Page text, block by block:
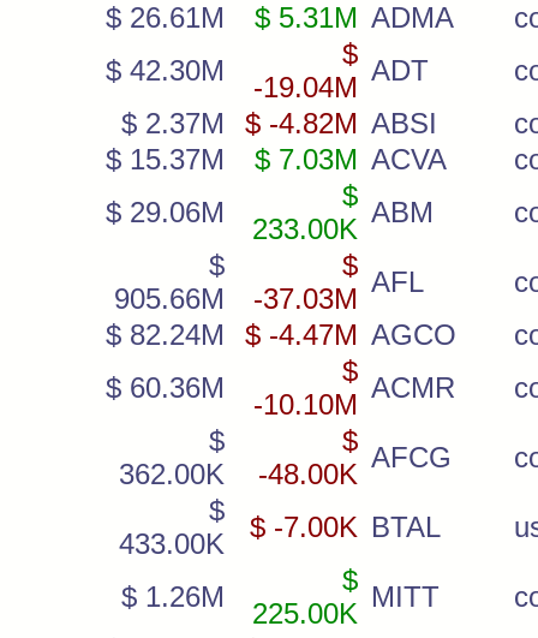
$ 26.61M
$ 5.31M ADMA
$ 42.30M
$
-19.04M
ADT
$ 2.37M
$ -4.82M ABSI
$ 15.37M
$ 7.03M ACVA
$ 29.06M
$
233.00K
ABM
$
905.66M
$
-37.03M
AFL
$ 82.24M
$ -4.47M AGCO
$ 60.36M
$
-10.10M
ACMR
$
362.00K
$
-48.00K
AFCG
$
433.00K
$ -7.00K BTAL
$ 1.26M
$
225.00K
MITT